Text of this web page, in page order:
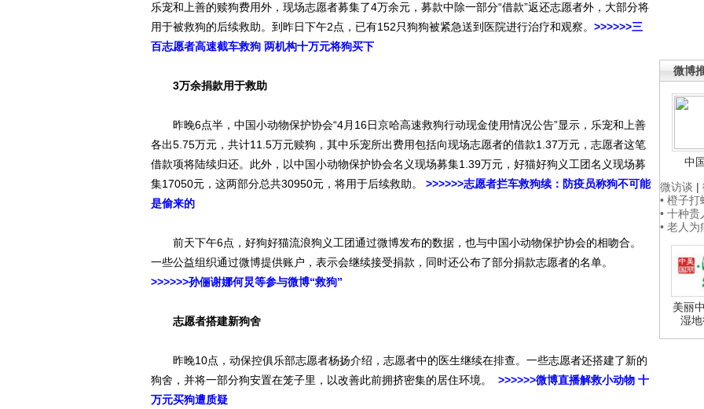
微博
中
微访谈 |
• 橙子打
• 十种
• 老人
美丽
湿
乐宠和上善的赎狗费用外，现场志愿者募集了4万余元，募款中除一部分“借款”返还志愿者外，大部分将
用于被救狗的后续救助。到昨日下午2点，已有152只狗狗被紧急送到医院进行治疗和观察。 >>>>>>三
百志愿者高速截车救狗 两机构十万元将狗买下
3万余捐款用于救助
昨晚6点半，中国小动物保护协会“4月16日京哈高速救狗行动现金使用情况公告”显示，乐宠和上善
各出5.75万元，共计11.5万元赎狗，其中乐宠所出费用包括向现场志愿者的借款1.37万元，志愿者这笔
借款项将陆续归还。此外，以中国小动物保护协会名义现场募集1.39万元，好猫好狗义工团名义现场募
集17050元，这两部分总共30950元，将用于后续救助。 >>>>>>志愿者拦车救狗续：防疫员称狗不可能
是偷来的
前天下午6点，好狗好猫流浪狗义工团通过微博发布的数据，也与中国小动物保护协会的相吻合。
一些公益组织通过微博提供账户，表示会继续接受捐款，同时还公布了部分捐款志愿者的名单。
>>>>>>孙俪谢娜何炅等参与微博“救狗”
志愿者搭建新狗舍
昨晚10点，动保控俱乐部志愿者杨扬介绍，志愿者中的医生继续在排查。一些志愿者还搭建了新的
狗舍，并将一部分狗安置在笼子里，以改善此前拥挤密集的居住环境。 >>>>>>微博直播解救小动物 十
万元买狗遭质疑